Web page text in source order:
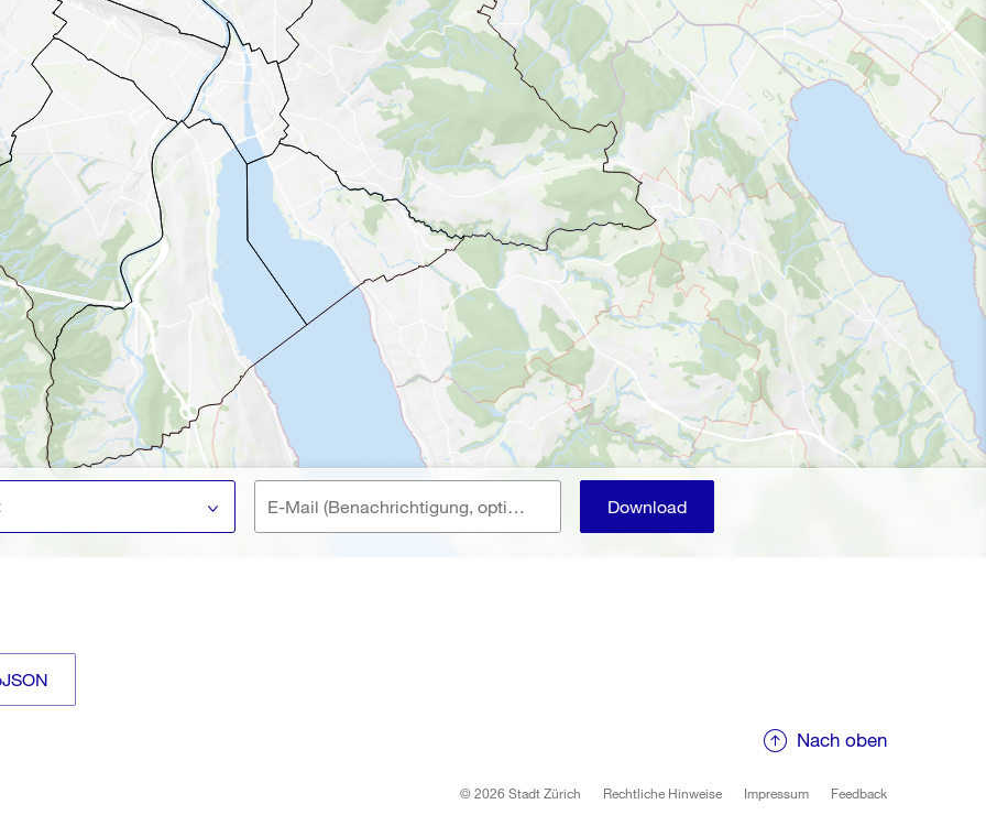
E-Mail (Benachrichtigung, optional) Download
Nach oben
© 2026 Stadt Zürich Rechtliche Hinweise Impressum Feedback